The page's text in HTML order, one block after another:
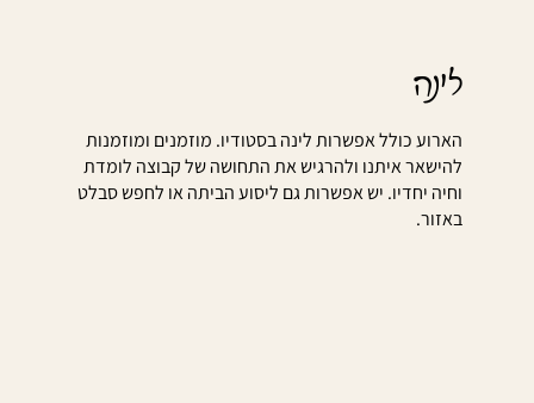
לינה
הארוע כולל אפשרות לינה בסטודיו. מוזמנים ומוזמנות
להישאר איתנו ולהרגיש את התחושה של קבוצה לומדת
וחיה יחדיו. יש אפשרות גם ליסוע הביתה או לחפש סבלט
באזור.